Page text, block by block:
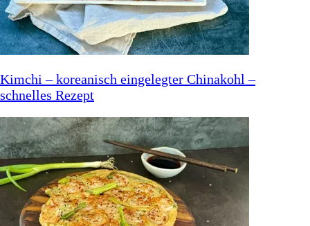
Kimchi – koreanisch eingelegter Chinakohl –
schnelles Rezept